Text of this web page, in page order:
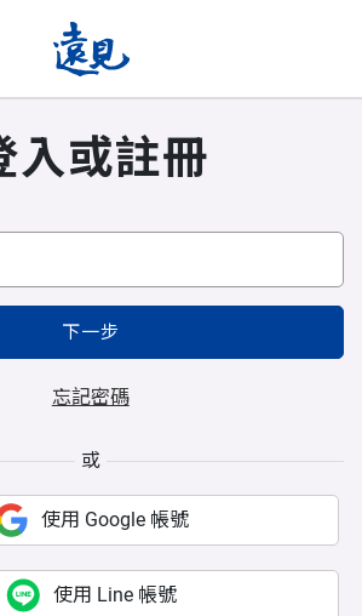
入或註冊
下一步
忘記密碼
或
使用 Google 帳號
使用 Line 帳號